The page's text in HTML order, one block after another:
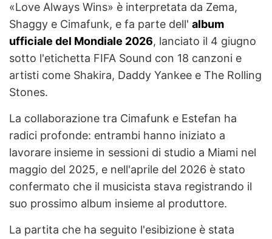
«Love Always Wins» è interpretata da Zema,
Shaggy e Cimafunk, e fa parte dell' album
ufficiale del Mondiale 2026, lanciato il 4 giugno
sotto l'etichetta FIFA Sound con 18 canzoni e
artisti come Shakira, Daddy Yankee e The Rolling
Stones.
La collaborazione tra Cimafunk e Estefan ha
radici profonde: entrambi hanno iniziato a
lavorare insieme in sessioni di studio a Miami nel
maggio del 2025, e nell'aprile del 2026 è stato
confermato che il musicista stava registrando il
suo prossimo album insieme al produttore.
La partita che ha seguito l'esibizione è stata